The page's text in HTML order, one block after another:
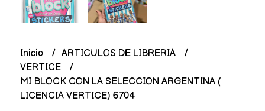
Inicio
ARTICULOS DE LIBRERIA
VERTICE
MI BLOCK CON LA SELECCION ARGENTINA (
LICENCIA VERTICE) 6704